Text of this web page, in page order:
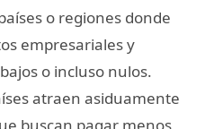
o regiones donde
empresariales y
o incluso nulos.
atraen asiduamente
buscan pagar menos